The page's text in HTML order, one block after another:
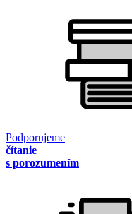
Podporujeme
čítanie
s porozumením